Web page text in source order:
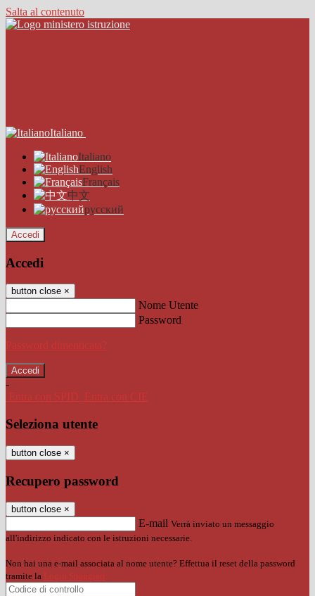
Salta al contenuto
Italiano
Italiano
English
Français
中文
русский
Accedi
Accedi
button close ×
Nome Utente
Password
Password dimenticata?
-
Entra con SPID
Entra con CIE
Seleziona utente
button close ×
Recupero password
button close ×
E-mail Verrà inviato un messaggio
all'indirizzo indicato con le istruzioni necessarie.
Non hai una e-mail associata al nome utente? Effettua il reset della password
tramite la Login Spaggiari